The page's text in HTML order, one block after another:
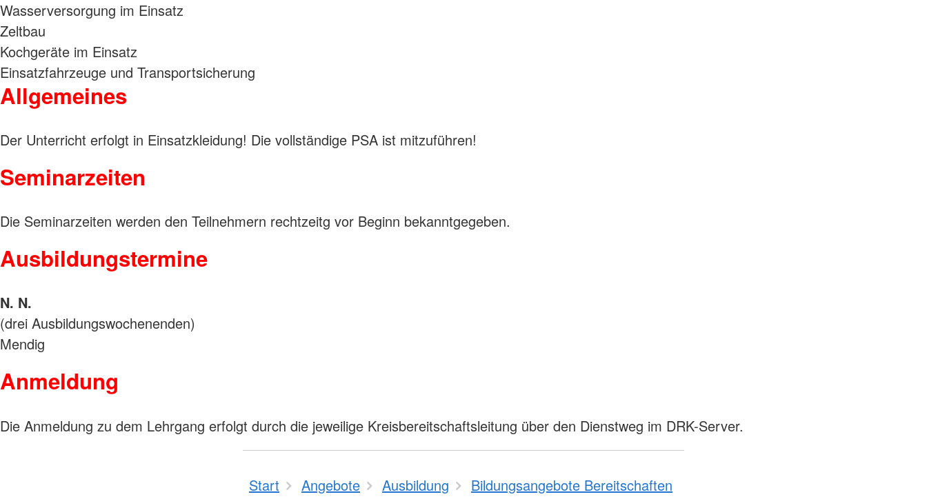
Wasserversorgung im Einsatz
Zeltbau
Kochgeräte im Einsatz
Einsatzfahrzeuge und Transportsicherung
Allgemeines
Der Unterricht erfolgt in Einsatzkleidung! Die vollständige PSA ist mitzuführen!
Seminarzeiten
Die Seminarzeiten werden den Teilnehmern rechtzeitg vor Beginn bekanntgegeben.
Ausbildungstermine
N. N.
(drei Ausbildungswochenenden)
Mendig
Anmeldung
Die Anmeldung zu dem Lehrgang erfolgt durch die jeweilige Kreisbereitschaftsleitung über den Dienstweg im DRK-Server.
Start Angebote Ausbildung
Bildungsangebote Bereitschaften